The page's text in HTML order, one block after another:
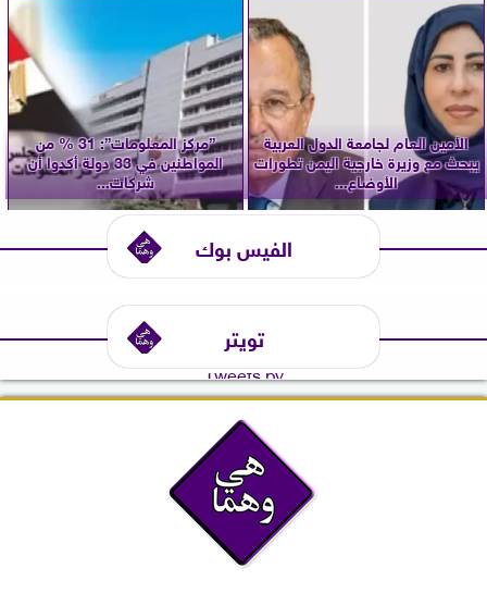
الأمين العام لجامعة الدول العربية
يبحث مع وزيرة خارجية اليمن تطورات
الأوضاع...
”مركز المعلومات”: 31 % من
المواطنين في 33 دولة أكدوا أن
شركات...
الفيس بوك
تويتر
Tweets by